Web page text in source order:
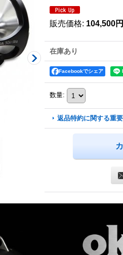
販売価格: 104,500円
在庫あり
Facebookでシェア
数量:
返品特約に関する重